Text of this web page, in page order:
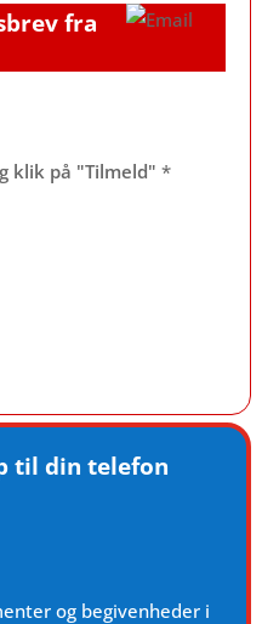
fra
klik på "Tilmeld" *
til din telefon
og begivenheder i